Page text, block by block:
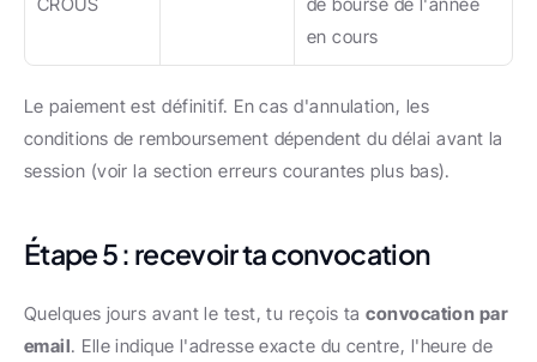
en cours
Le paiement est définitif. En cas d'annulation, les
conditions de remboursement dépendent du délai avant la
session (voir la section erreurs courantes plus bas).
Étape 5 : recevoir ta convocation
Quelques jours avant le test, tu reçois ta convocation par
email. Elle indique l'adresse exacte du centre, l'heure de